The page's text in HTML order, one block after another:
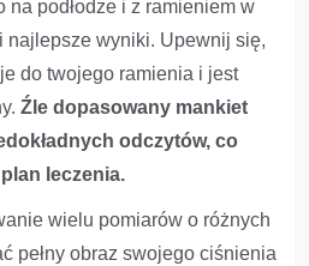
na podłodze i z ramieniem w
najlepsze wyniki. Upewnij się,
do twojego ramienia i jest
Źle dopasowany mankiet
odczytów, co
leczenia.
wielu pomiarów o różnych
pełny obraz swojego ciśnienia